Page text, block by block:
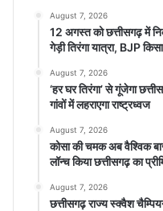
August 7, 2026
12 अगस्त को छत्तीसगढ़ में
गेड़ी तिरंगा यात्रा, BJP
August 7, 2026
‘हर घर तिरंगा’ से गूंजेगा
गांवों में लहराएगा राष्ट्रध्वज
August 7, 2026
कोसा की चमक अब वैश्विक
लॉन्च किया छत्तीसगढ़ का
August 7, 2026
छत्तीसगढ़ राज्य स्क्वैश